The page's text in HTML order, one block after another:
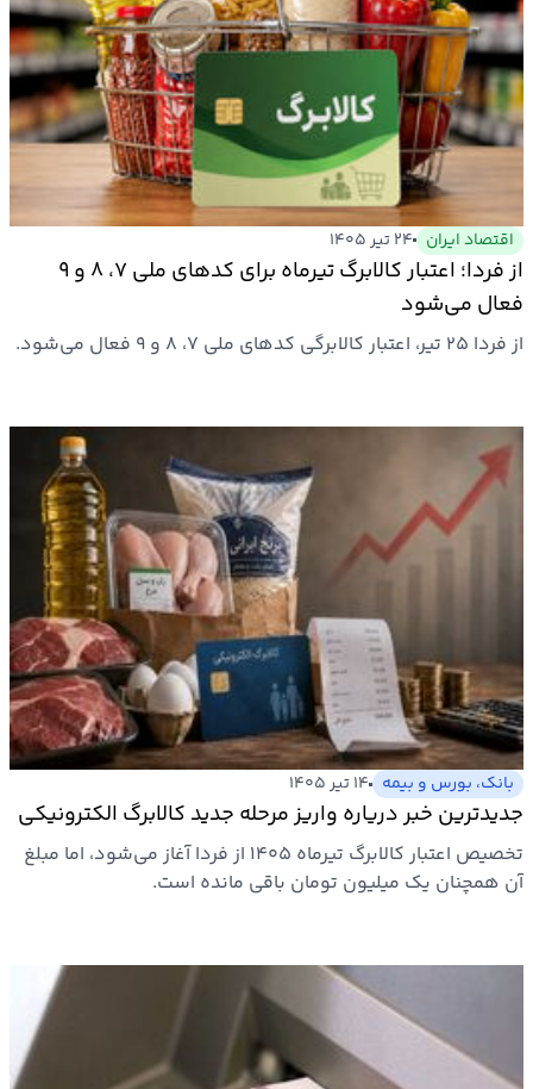
اقتصاد ایران ۲۴ تیر ۱۴۰۵
از فردا؛ اعتبار کالابرگ تیرماه برای کدهای ملی ۷، ۸ و ۹
فعال می‌شود
از فردا ۲۵ تیر، اعتبار کالابرگی کدهای ملی ۷، ۸ و ۹ فعال می‌شود.
بانک، بورس و بیمه ۱۴ تیر ۱۴۰۵
جدیدترین خبر دریاره واریز مرحله جدید کالابرگ الکترونیکی
تخصیص اعتبار کالابرگ تیرماه ۱۴۰۵ از فردا آغاز می‌شود، اما مبلغ
آن همچنان یک میلیون تومان باقی مانده است.